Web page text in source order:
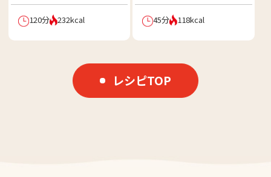
120分 232kcal 45分 118kcal
レシピTOP